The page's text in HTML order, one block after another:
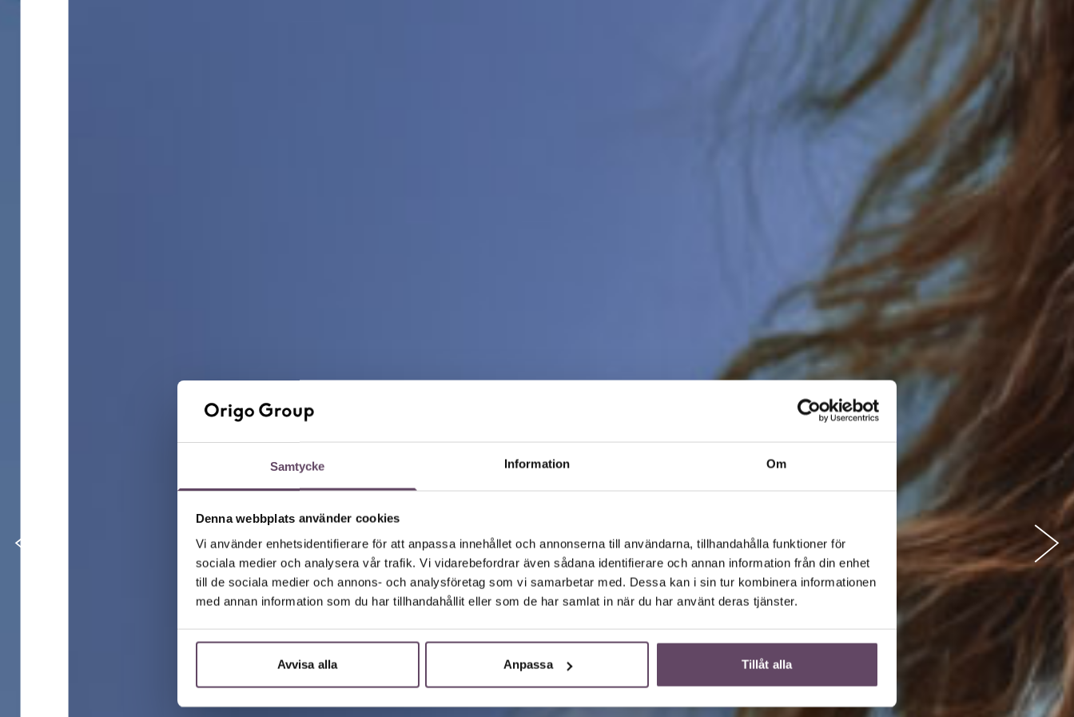
Samtycke Information Om
Denna webbplats använder cookies
Vi använder enhetsidentifierare för att anpassa innehållet och annonserna till användarna, tillhandahålla funktioner för
sociala medier och analysera vår trafik. Vi vidarebefordrar även sådana identifierare och annan information från din enhet
till de sociala medier och annons- och analysföretag som vi samarbetar med. Dessa kan i sin tur kombinera informationen
med annan information som du har tillhandahållit eller som de har samlat in när du har använt deras tjänster.
Avvisa alla Anpassa Tillåt alla